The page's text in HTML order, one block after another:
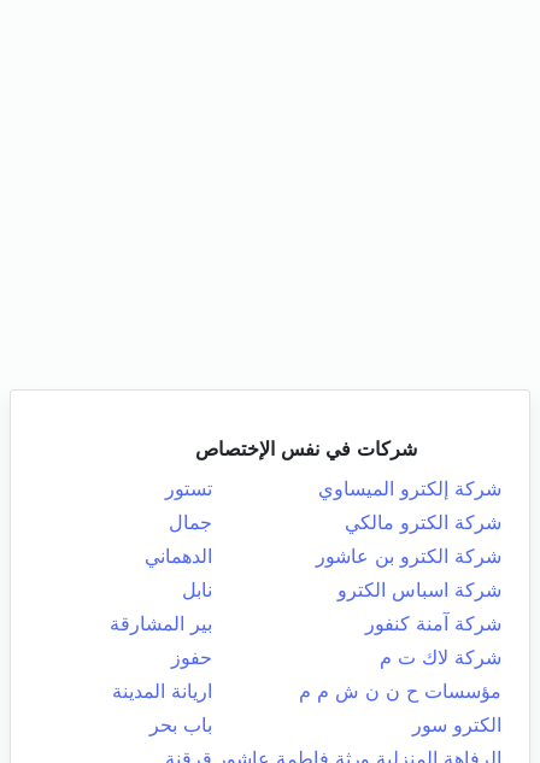
شركات في نفس الإختصاص
شركة إلكترو الميساوي
تستور
شركة الكترو مالكي
جمال
شركة الكترو بن عاشور
الدهماني
شركة اسباس الكترو
نابل
شركة آمنة كنفور
بير المشارقة
شركة لاك ت م
حفوز
مؤسسات ح ن ن ش م م
اريانة المدينة
الكترو سور
باب بحر